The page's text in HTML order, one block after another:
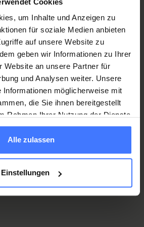
Cookies
um Inhalte und Anzeigen zu
für soziale Medien anbieten
auf unsere Website zu
geben wir Informationen zu Ihrer
Website an unsere Partner für
und Analysen weiter. Unsere
Informationen möglicherweise mit
die Sie ihnen bereitgestellt
Rahmen Ihrer Nutzung der Dienste
Alle zulassen
Einstellungen